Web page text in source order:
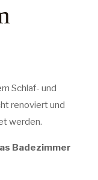
Schlaf- und
renoviert und
werden.
Badezimmer